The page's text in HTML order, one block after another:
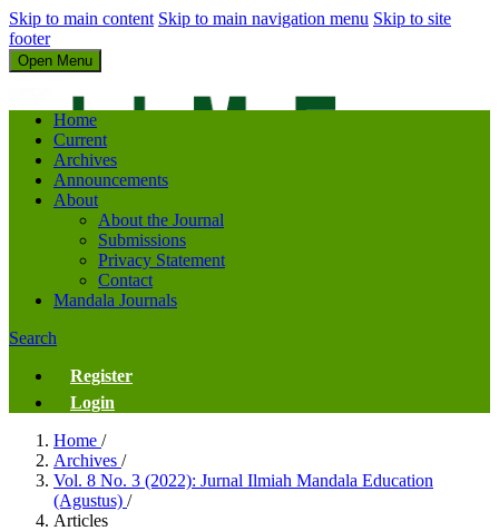
Skip to main content Skip to main navigation menu Skip to site
footer
Open Menu
Home
Current
Archives
Announcements
About
About the Journal
Submissions
Privacy Statement
Contact
Mandala Journals
Search
Register
Login
Home /
Archives /
Vol. 8 No. 3 (2022): Jurnal Ilmiah Mandala Education
(Agustus) /
Articles